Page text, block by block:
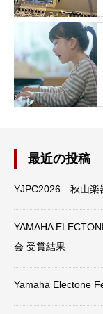
最近の投稿
YJPC2026 秋山
YAMAHA
会 受賞結果
Yamaha Electone